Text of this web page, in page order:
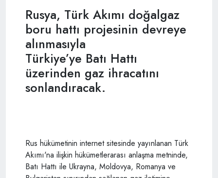
Rusya, Türk Akımı doğalgaz
boru hattı projesinin devreye
alınmasıyla
Türkiye’ye Batı Hattı
üzerinden gaz ihracatını
sonlandıracak.
Rus hükümetinin internet sitesinde yayınlanan Türk
Akımı'na ilişkin hükümetlerarası anlaşma metninde,
Batı Hattı ile Ukrayna, Moldovya, Romanya ve